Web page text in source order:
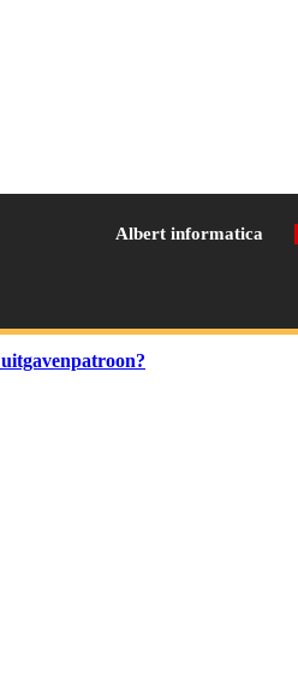
Albert informatica